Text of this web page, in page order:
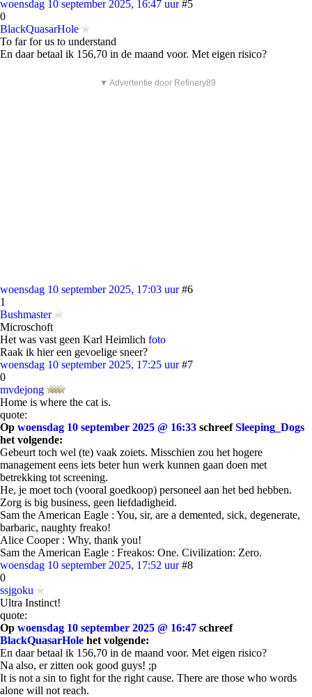
woensdag 10 september 2025, 16:47 uur #5
0
BlackQuasarHole
To far for us to understand
En daar betaal ik 156,70 in de maand voor. Met eigen risico?
▼ Advertentie door Refinery89
woensdag 10 september 2025, 17:03 uur #6
1
Bushmaster
Microschoft
Het was vast geen Karl Heimlich foto
Raak ik hier een gevoelige sneer?
woensdag 10 september 2025, 17:25 uur #7
0
mvdejong
Home is where the cat is.
quote:
Op woensdag 10 september 2025 @ 16:33 schreefSleeping_Dogs
het volgende:
Gebeurt toch wel (te) vaak zoiets. Misschien zou het hogere
management eens iets beter hun werk kunnen gaan doen met
betrekking tot screening.
He, je moet toch (vooral goedkoop) personeel aan het bed hebben.
Zorg is big business, geen liefdadigheid.
Sam the American Eagle : You, sir, are a demented, sick, degenerate,
barbaric, naughty freako!
Alice Cooper : Why, thank you!
Sam the American Eagle : Freakos: One. Civilization: Zero.
woensdag 10 september 2025, 17:52 uur #8
0
ssjgoku
Ultra Instinct!
quote:
Op woensdag 10 september 2025 @ 16:47 schreef
BlackQuasarHole het volgende:
En daar betaal ik 156,70 in de maand voor. Met eigen risico?
Na also, er zitten ook good guys! ;p
It is not a sin to fight for the right cause. There are those who words
alone will not reach.